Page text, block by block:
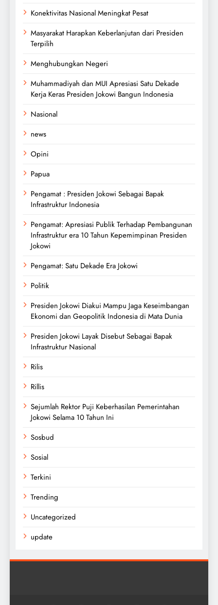
Konektivitas Nasional Meningkat Pesat
Masyarakat Harapkan Keberlanjutan dari Presiden
Terpilih
Menghubungkan Negeri
Muhammadiyah dan MUI Apresiasi Satu Dekade
Kerja Keras Presiden Jokowi Bangun Indonesia
Nasional
news
Opini
Papua
Pengamat : Presiden Jokowi Sebagai Bapak
Infrastruktur Indonesia
Pengamat: Apresiasi Publik Terhadap Pembangunan
Infrastruktur era 10 Tahun Kepemimpinan Presiden
Jokowi
Pengamat: Satu Dekade Era Jokowi
Politik
Presiden Jokowi Diakui Mampu Jaga Keseimbangan
Ekonomi dan Geopolitik Indonesia di Mata Dunia
Presiden Jokowi Layak Disebut Sebagai Bapak
Infrastruktur Nasional
Rilis
Rillis
Sejumlah Rektor Puji Keberhasilan Pemerintahan
Jokowi Selama 10 Tahun Ini
Sosbud
Sosial
Terkini
Trending
Uncategorized
update